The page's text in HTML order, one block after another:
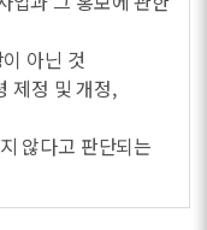
아닌 것
제정 및 개정,
않다고 판단되는